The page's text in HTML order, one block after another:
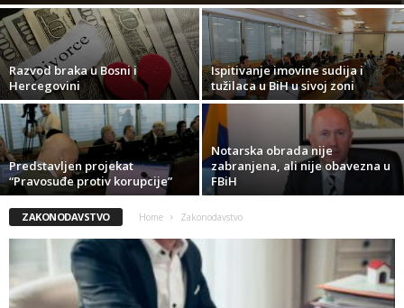
Razvod braka u Bosni i
Hercegovini
Ispitivanje imovine sudija i
tužilaca u BiH u sivoj zoni
Predstavljen projekat
“Pravosuđe protiv korupcije”
Notarska obrada nije
zabranjena, ali nije obavezna u
FBiH
ZAKONODAVSTVO Home Zakonodavstvo